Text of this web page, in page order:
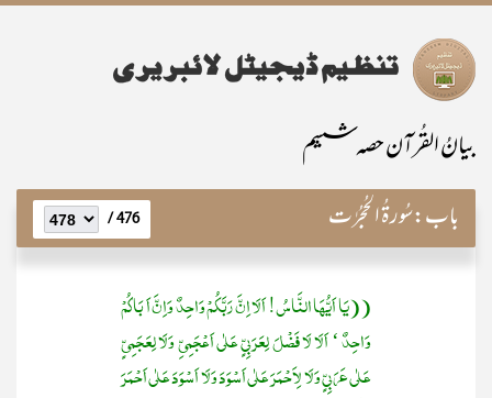
بیانُ القُرآن حصہ ششم
باب:سُورۃُ الْحُجُرٰت 476 /
((یَا اَیُّھَا النَّاسُ! اَلَا اِنَّ رَبَّکُمْ وَاحِدٌ وَاِنَّ اَ بَاکُمْ
وَاحِدٌ ‘ اَلَا لَا فَضْلَ لِعَرَبِیٍّ عَلٰی اَعْجَمِیِّ وَلَا لِعَجَمِیٍّ
عَلٰی عَرَبِیٍّ وَلَا لِاَحْمَرَ عَلٰی اَسْوَدَ وَلَا اَسْوَدَ عَلٰی اَحْمَرَ